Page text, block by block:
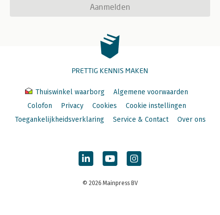
Aanmelden
PRETTIG KENNIS MAKEN
Thuiswinkel waarborg
Algemene voorwaarden
Colofon
Privacy Cookies
Cookie instellingen
Toegankelijkheidsverklaring
Service & Contact Over ons
© 2026 Mainpress BV